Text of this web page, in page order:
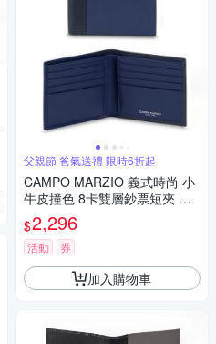
父親節 爸氣送禮 限時6折起
CAMPO MARZIO 義式時尚 小
牛皮撞色 8卡雙層鈔票短夾 雙
藍色 父親節
$2,296
活動 券
加入購物車